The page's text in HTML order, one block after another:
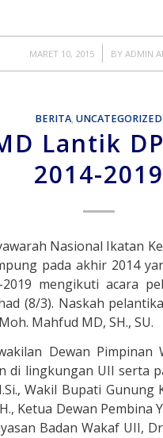
MARET 10, 2015
/ BY ADMIN
BERITA,UNCATEGORIZED
Lantik
2014-2019
Nasional Ikatan
pada akhir 2014
mengikuti acara
(8/3). Naskah
Mahfud MD, SH., SU.
Dewan
di lingkungan UII serta
Wakil Bupati Gunung
Ketua Dewan Pembina
Badan Wakaf UII,